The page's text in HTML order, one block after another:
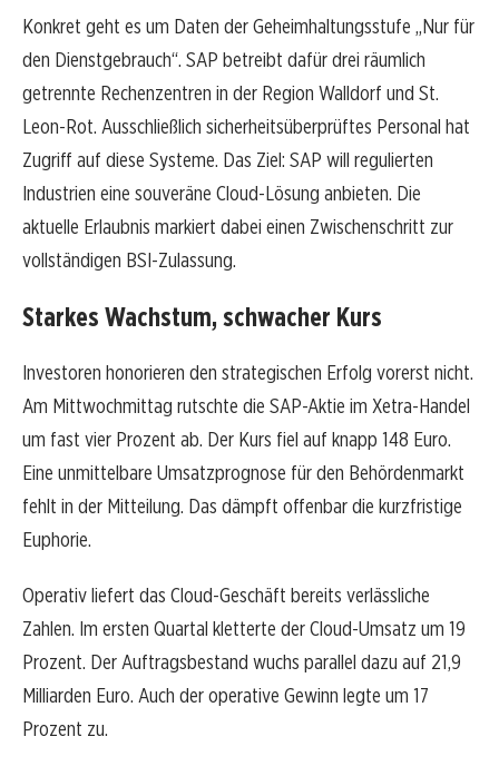
Konkret geht es um Daten der Geheimhaltungsstufe „Nur für
den Dienstgebrauch“. SAP betreibt dafür drei räumlich
getrennte Rechenzentren in der Region Walldorf und St.
Leon-Rot. Ausschließlich sicherheitsüberprüftes Personal hat
Zugriff auf diese Systeme. Das Ziel: SAP will regulierten
Industrien eine souveräne Cloud-Lösung anbieten. Die
aktuelle Erlaubnis markiert dabei einen Zwischenschritt zur
vollständigen BSI-Zulassung.
Starkes Wachstum, schwacher Kurs
Investoren honorieren den strategischen Erfolg vorerst nicht.
Am Mittwochmittag rutschte die SAP-Aktie im Xetra-Handel
um fast vier Prozent ab. Der Kurs fiel auf knapp 148 Euro.
Eine unmittelbare Umsatzprognose für den Behördenmarkt
fehlt in der Mitteilung. Das dämpft offenbar die kurzfristige
Euphorie.
Operativ liefert das Cloud-Geschäft bereits verlässliche
Zahlen. Im ersten Quartal kletterte der Cloud-Umsatz um 19
Prozent. Der Auftragsbestand wuchs parallel dazu auf 21,9
Milliarden Euro. Auch der operative Gewinn legte um 17
Prozent zu.